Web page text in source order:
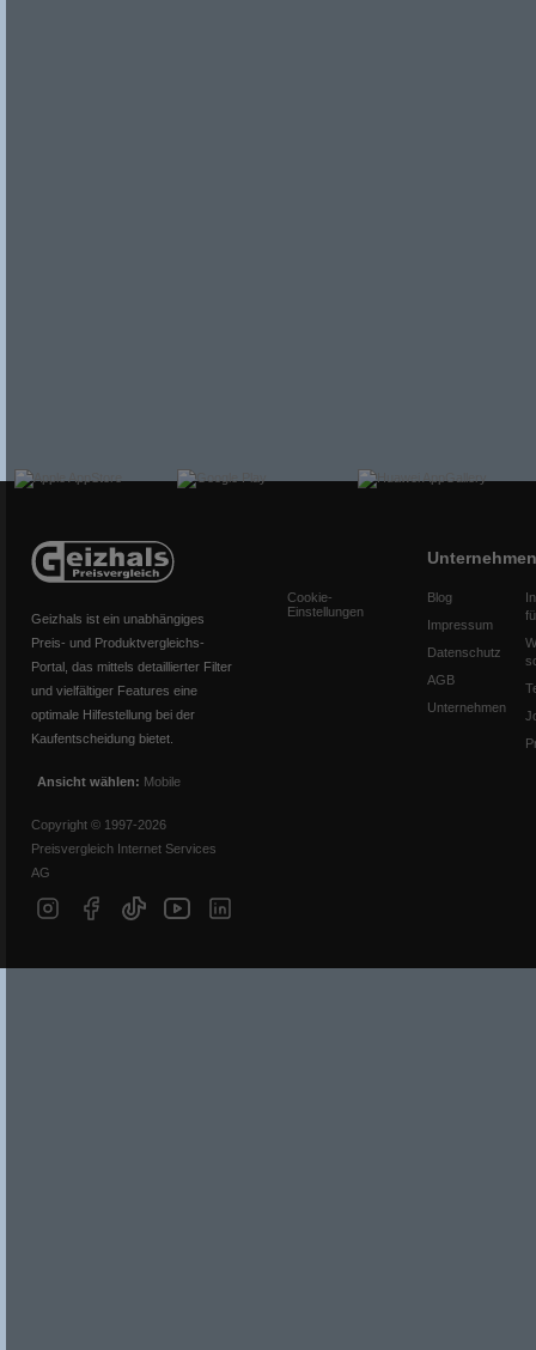
Geizhals ist ein unabhängiges
Preis- und Produktvergleichs-
Portal, das mittels detaillierter Filter
und vielfältiger Features eine
optimale Hilfestellung bei der
Kaufentscheidung bietet.
Ansicht wählen: Mobile
Copyright © 1997-2026
Preisvergleich Internet Services
AG
Cookie-
Einstellungen
Unternehmen
Blog
Impressum
Datenschutz
AGB
Unternehmen